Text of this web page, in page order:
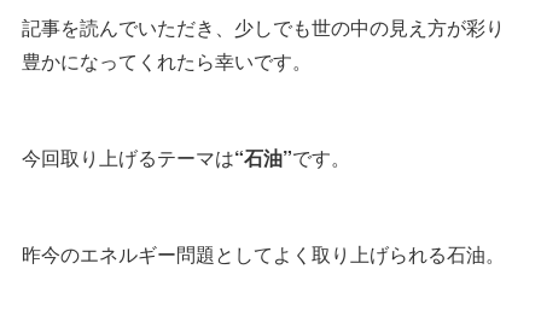
記事を読んでいただき、少しでも世の中の見え方が彩り
豊かになってくれたら幸いです。
今回取り上げるテーマは“石油”です。
昨今のエネルギー問題としてよく取り上げられる石油。